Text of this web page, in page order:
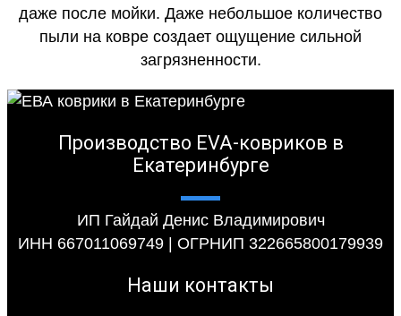
даже после мойки. Даже небольшое количество
пыли на ковре создает ощущение сильной
загрязненности.
Производство EVA-ковриков в
Екатеринбурге
ИП Гайдай Денис Владимирович
ИНН 667011069749 | ОГРНИП 322665800179939
Наши контакты